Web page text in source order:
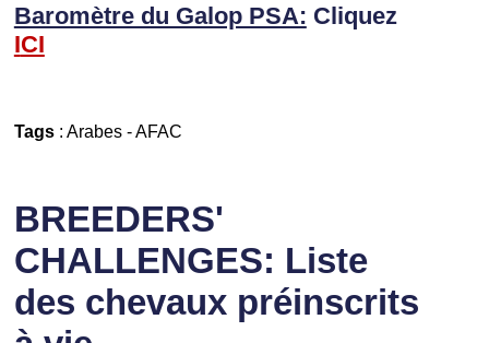
Baromètre du Galop PSA: Cliquez
ICI
Tags: Arabes-AFAC
BREEDERS'
CHALLENGES: Liste
des chevaux préinscrits